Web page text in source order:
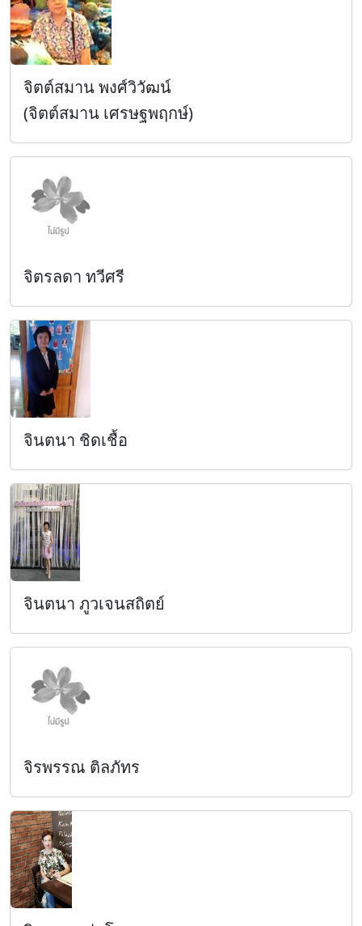
จิตต์สมาน พงศ์วิวัฒน์
(จิตต์สมาน เศรษฐพฤกษ์)
จิตรลดา ทวีศรี
จินตนา ชิดเชื้อ
จินตนา ภูวเจนสถิตย์
จิรพรรณ ติลภัทร